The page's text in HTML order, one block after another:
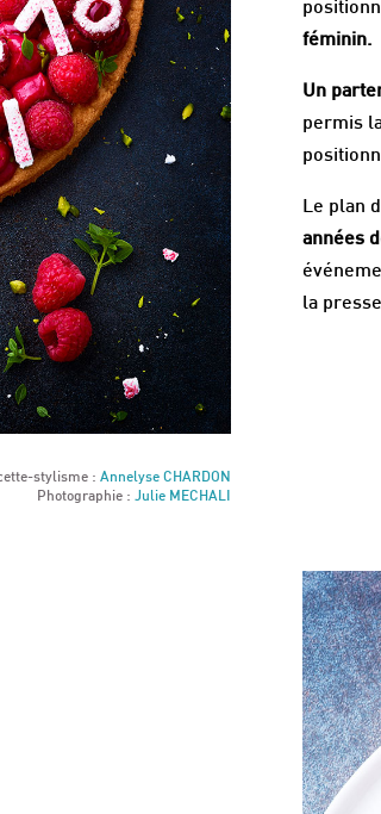
stylisme :Annelyse CHARDON
Photographie :Julie MECHALI
féminin.
Un
permis
Le plan
années
la